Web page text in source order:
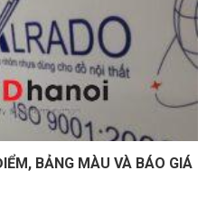
BẢNG MÀU VÀ BÁO GIÁ